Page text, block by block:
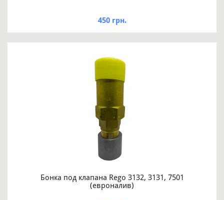
450 грн.
Бонка под клапана Rego 3132, 3131, 7501
(евроналив)